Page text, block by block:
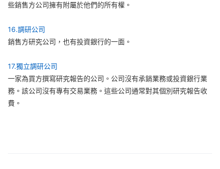
些銷售方公司擁有附屬於他們的所有權。
16.調研公司
銷售方研究公司，也有投資銀行的一面。
17.獨立調研公司
一家為買方撰寫研究報告的公司。公司沒有承銷業務或投資銀行業
務。該公司沒有專有交易業務。這些公司通常對其個別研究報告收
費。